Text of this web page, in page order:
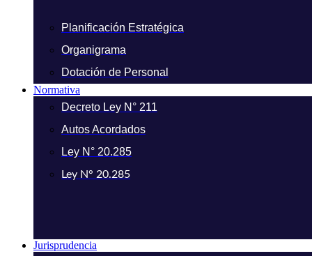
Planificación Estratégica
Organigrama
Dotación de Personal
Normativa
Decreto Ley N° 211
Autos Acordados
Ley N° 20.285
Ley N° 20.285
Jurisprudencia